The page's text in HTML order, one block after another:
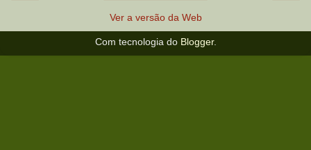
Ver a versão da Web
Com tecnologia do Blogger.